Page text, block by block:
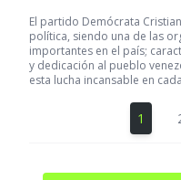
El partido Demócrata
política, siendo una de las
importantes en el país;
y dedicación al pueblo
esta lucha incansable en
1